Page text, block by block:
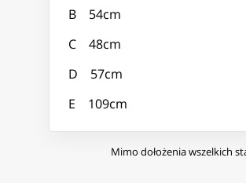
B 54cm
C 48cm
D 57cm
E 109cm
Mimo dołożenia wszelkich